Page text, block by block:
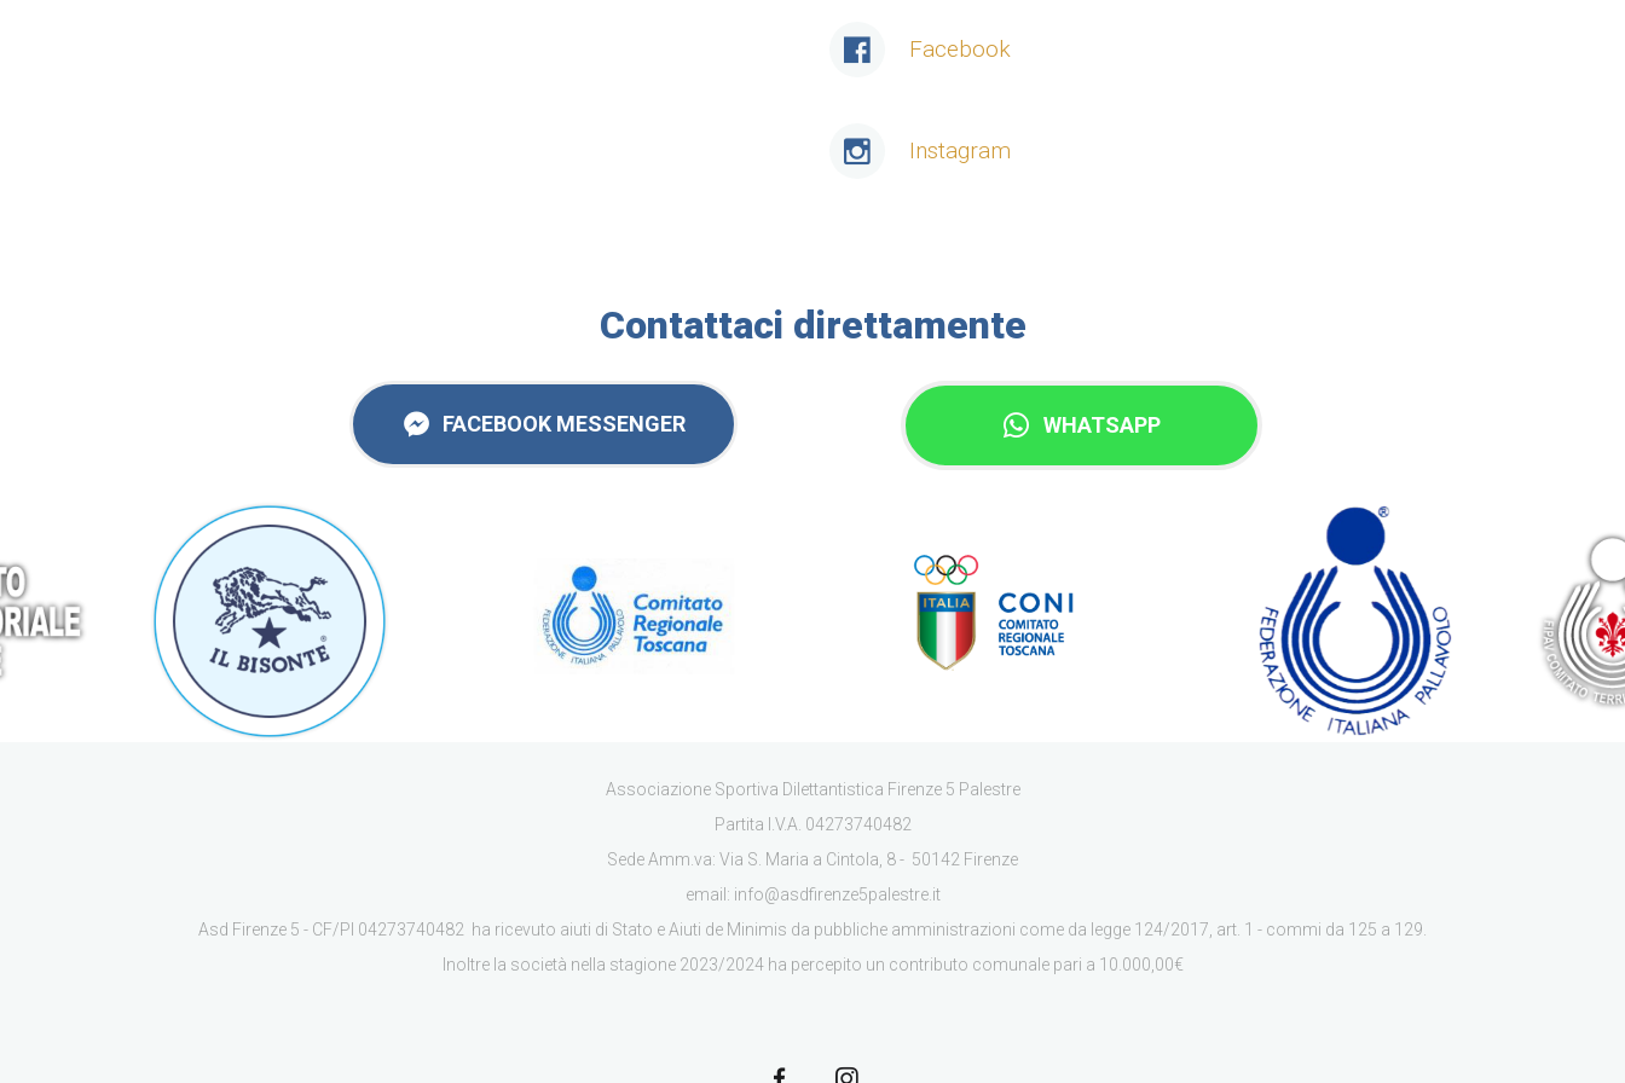
Facebook
Instagram
Contattaci direttamente
FACEBOOK MESSENGER WHATSAPP
Associazione Sportiva Dilettantistica Firenze 5 Palestre
Partita I.V.A. 04273740482
Sede Amm.va: Via S. Maria a Cintola, 8 - 50142 Firenze
email: info@asdfirenze5palestre.it
Asd Firenze 5 - CF/PI 04273740482 ha ricevuto aiuti di Stato e Aiuti de Minimis da pubbliche amministrazioni come da legge 124/2017, art. 1 - commi da 125 a 129.
Inoltre la società nella stagione 2023/2024 ha percepito un contributo comunale pari a 10.000,00€